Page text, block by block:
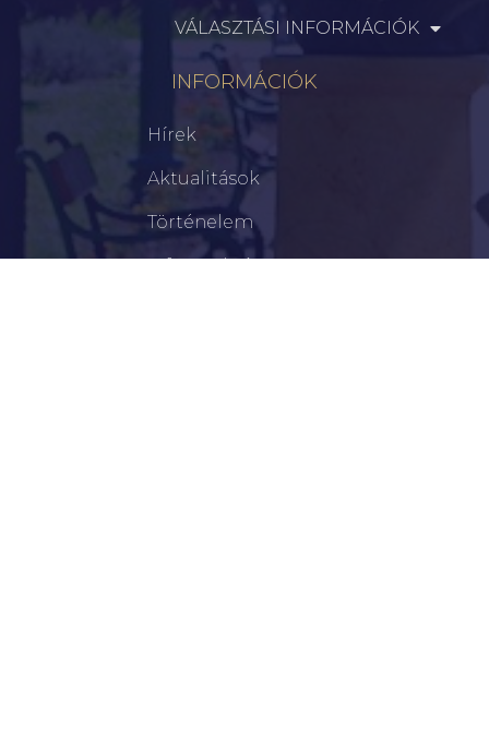
VÁLASZTÁSI INFORMÁCIÓK
INFORMÁCIÓK
Hírek
Aktualitások
Történelem
Infrastruktúra